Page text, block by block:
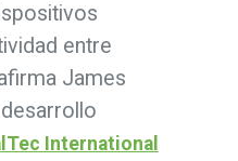
entre
James
International